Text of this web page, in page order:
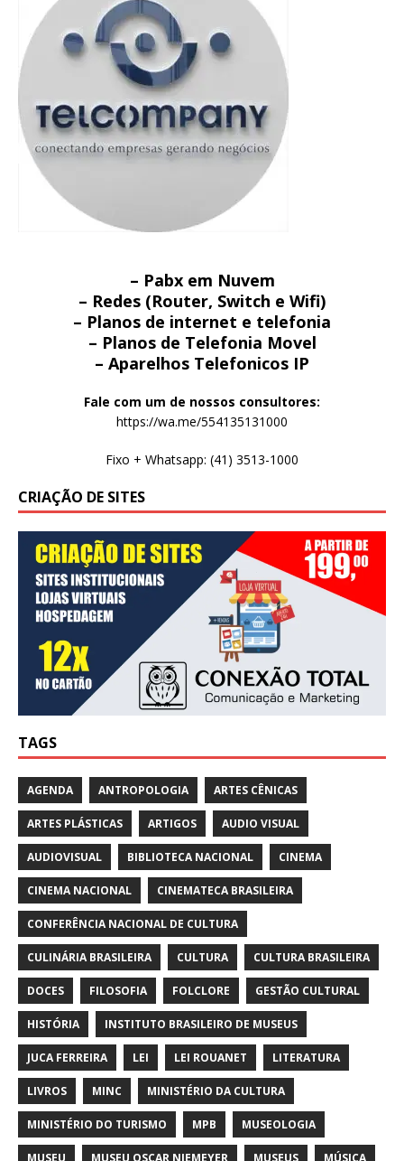
– Pabx em Nuvem
– Redes (Router, Switch e Wifi)
– Planos de internet e telefonia
– Planos de Telefonia Movel
– Aparelhos Telefonicos IP
Fale com um de nossos consultores:
https://wa.me/554135131000
Fixo + Whatsapp: (41) 3513-1000
CRIAÇÃO DE SITES
TAGS
AGENDA ANTROPOLOGIA ARTES CÊNICAS
ARTES PLÁSTICAS ARTIGOS AUDIO VISUAL
AUDIOVISUAL BIBLIOTECA NACIONAL CINEMA
CINEMA NACIONAL CINEMATECA BRASILEIRA
CONFERÊNCIA NACIONAL DE CULTURA
CULINÁRIA BRASILEIRA CULTURA CULTURA BRASILEIRA
DOCES FILOSOFIA FOLCLORE GESTÃO CULTURAL
HISTÓRIA INSTITUTO BRASILEIRO DE MUSEUS
JUCA FERREIRA LEI LEI ROUANET LITERATURA
LIVROS MINC MINISTÉRIO DA CULTURA
MINISTÉRIO DO TURISMO MPB MUSEOLOGIA
MUSEU MUSEU OSCAR NIEMEYER MUSEUS MÚSICA